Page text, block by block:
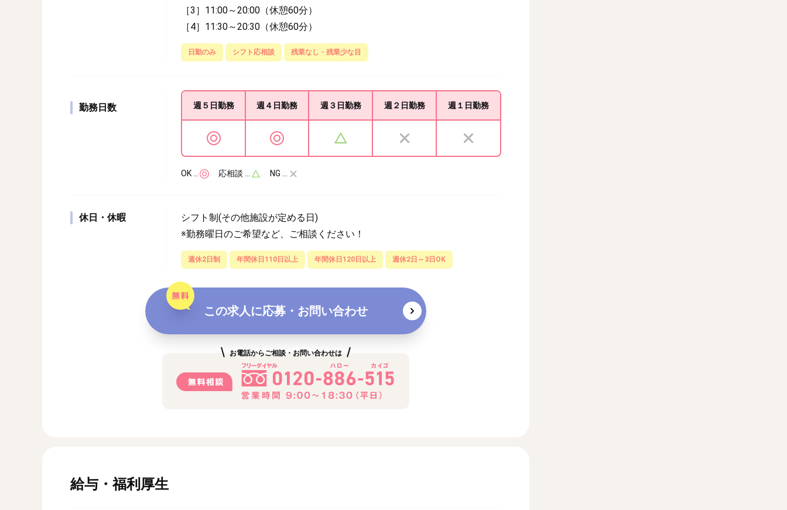
［3］11:00～20:00（休憩60分）
［4］11:30～20:30（休憩60分）
日勤のみ シフト応相談 残業なし・残業少な目
勤務日数 週５日勤務 週４日勤務 週３日勤務 週２日勤務 週１日勤務
OK … 応相談 … NG …
休日・休暇
シフト制(その他施設が定める日)
※勤務曜日のご希望など、ご相談ください！
週休2日制 年間休日110日以上 年間休日120日以上 週休2日～3日OK
この求人に応募・お問い合わせ
お電話からご相談・お問い合わせは
給与・福利厚生